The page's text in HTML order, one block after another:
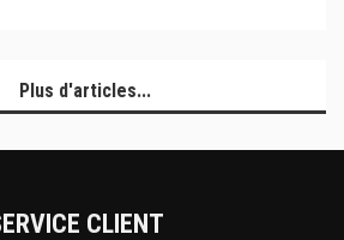
Plus d'articles...
CLIENT